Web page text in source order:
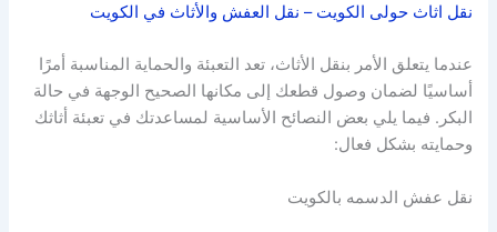
نقل اثاث حولى الكويت – نقل العفش والأثاث في الكويت
عندما يتعلق الأمر بنقل الأثاث، تعد التعبئة والحماية المناسبة أمرًا
أساسيًا لضمان وصول قطعك إلى مكانها الصحيح الوجهة في حالة
البكر. فيما يلي بعض النصائح الأساسية لمساعدتك في تعبئة أثاثك
وحمايته بشكل فعال:
نقل عفش الدسمه بالكويت